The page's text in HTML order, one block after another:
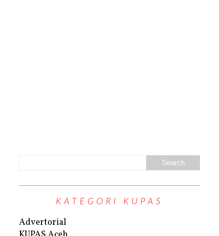
KATEGORI KUPAS
Advertorial